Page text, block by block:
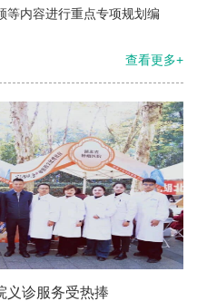
等内容进行重点专项规划编
查看更多+
义诊服务受热捧